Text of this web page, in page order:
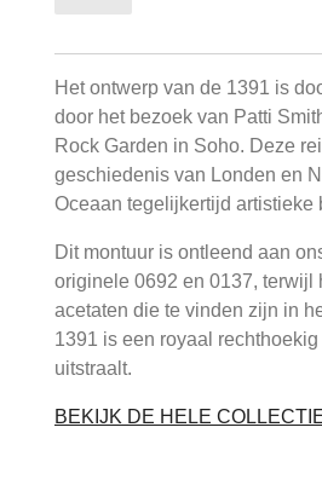
Het ontwerp van de 1391 is
door het bezoek van Patti
Rock Garden in Soho. Deze
geschiedenis van Londen en
Oceaan tegelijkertijd artistieke
Dit montuur is ontleend aan
originele 0692 en 0137, terwijl
acetaten die te vinden zijn in
1391 is een royaal
uitstraalt.
BEKIJK DE HELE